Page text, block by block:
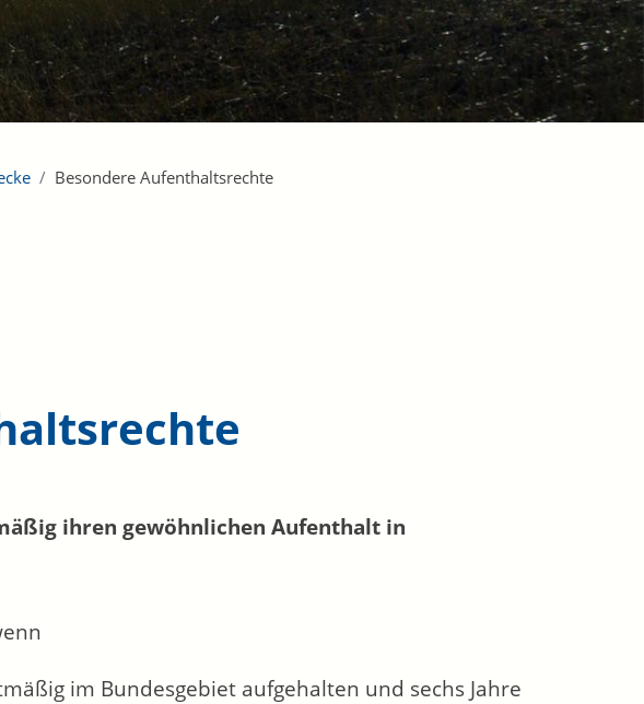
Besondere Aufenthaltsrechte
ihren gewöhnlichen Aufenthalt in
im Bundesgebiet aufgehalten und sechs Jahre